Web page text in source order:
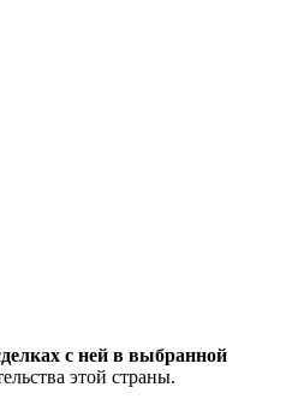
с ней в выбранной
этой страны.